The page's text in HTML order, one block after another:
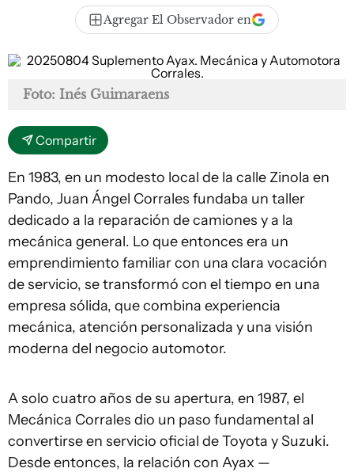
Agregar El Observador en
Foto: Inés Guimaraens
Compartir
En 1983, en un modesto local de la calle Zinola en
Pando, Juan Ángel Corrales fundaba un taller
dedicado a la reparación de camiones y a la
mecánica general. Lo que entonces era un
emprendimiento familiar con una clara vocación
de servicio, se transformó con el tiempo en una
empresa sólida, que combina experiencia
mecánica, atención personalizada y una visión
moderna del negocio automotor.
A solo cuatro años de su apertura, en 1987, el
Mecánica Corrales dio un paso fundamental al
convertirse en servicio oficial de Toyota y Suzuki.
Desde entonces, la relación con Ayax —